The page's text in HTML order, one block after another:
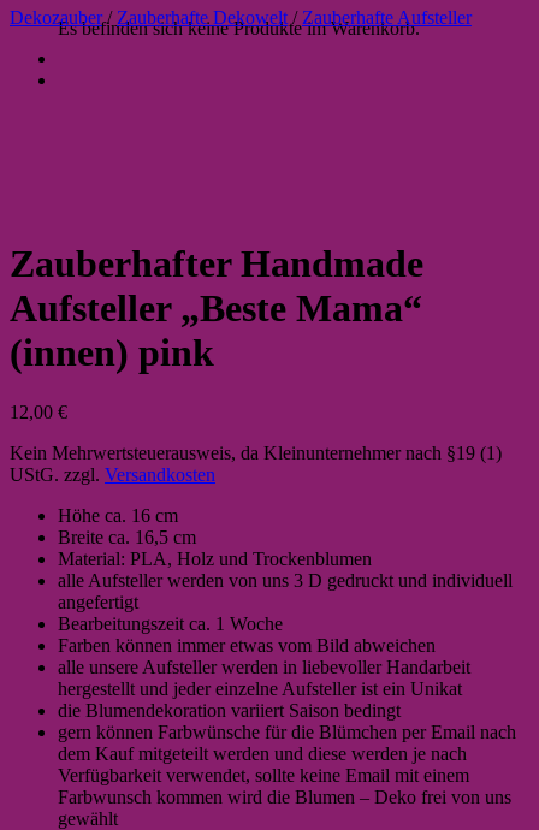
Es befinden sich keine Produkte im Warenkorb.
Dekozauber / Zauberhafte Dekowelt / Zauberhafte Aufsteller
Zauberhafter Handmade
Aufsteller „Beste Mama“
(innen) pink
12,00 €
Kein Mehrwertsteuerausweis, da Kleinunternehmer nach §19 (1)
UStG. zzgl. Versandkosten
Höhe ca. 16 cm
Breite ca. 16,5 cm
Material: PLA, Holz und Trockenblumen
alle Aufsteller werden von uns 3 D gedruckt und individuell
angefertigt
Bearbeitungszeit ca. 1 Woche
Farben können immer etwas vom Bild abweichen
alle unsere Aufsteller werden in liebevoller Handarbeit
hergestellt und jeder einzelne Aufsteller ist ein Unikat
die Blumendekoration variiert Saison bedingt
gern können Farbwünsche für die Blümchen per Email nach
dem Kauf mitgeteilt werden und diese werden je nach
Verfügbarkeit verwendet, sollte keine Email mit einem
Farbwunsch kommen wird die Blumen – Deko frei von uns
gewählt